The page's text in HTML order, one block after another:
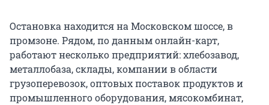
Остановка находится на Московском шоссе, в
промзоне. Рядом, по данным онлайн-карт,
работают несколько предприятий: хлебозавод,
металлобаза, склады, компании в области
грузоперевозок, оптовых поставок продуктов и
промышленного оборудования, мясокомбинат,